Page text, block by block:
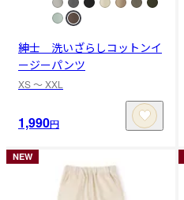
紳士 洗いざらしコットンイ
ージーパンツ
XS 〜 XXL
1,990円
NEW